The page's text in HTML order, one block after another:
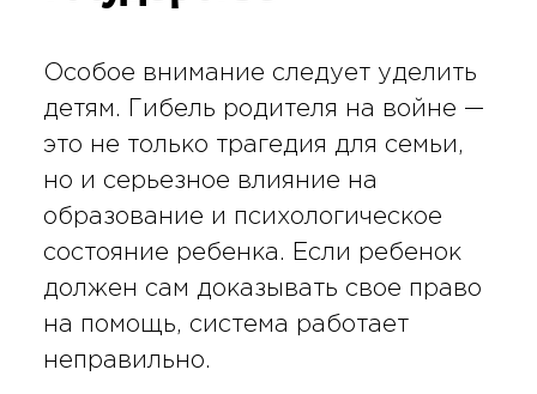
Особое внимание следует уделить
детям. Гибель родителя на войне —
это не только трагедия для семьи,
но и серьезное влияние на
образование и психологическое
состояние ребенка. Если ребенок
должен сам доказывать свое право
на помощь, система работает
неправильно.